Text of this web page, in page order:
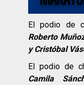
El podio de
Roberto
y Cristóbal
El podio de
Camila